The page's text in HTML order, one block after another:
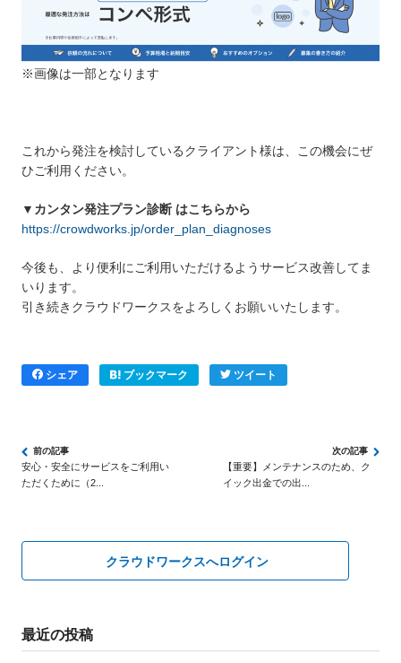
※画像は一部となります
これから発注を検討しているクライアント様は、この機会にぜ
ひご利用ください。
▼カンタン発注プラン診断 はこちらから
https://crowdworks.jp/order_plan_diagnoses
今後も、より便利にご利用いただけるようサービス改善してま
いります。
引き続きクラウドワークスをよろしくお願いいたします。
シェア ブックマーク ツイート
安心・安全にサービスをご利用い
ただくために（2...
【重要】メンテナンスのため、ク
イック出金での出...
クラウドワークスへログイン
最近の投稿